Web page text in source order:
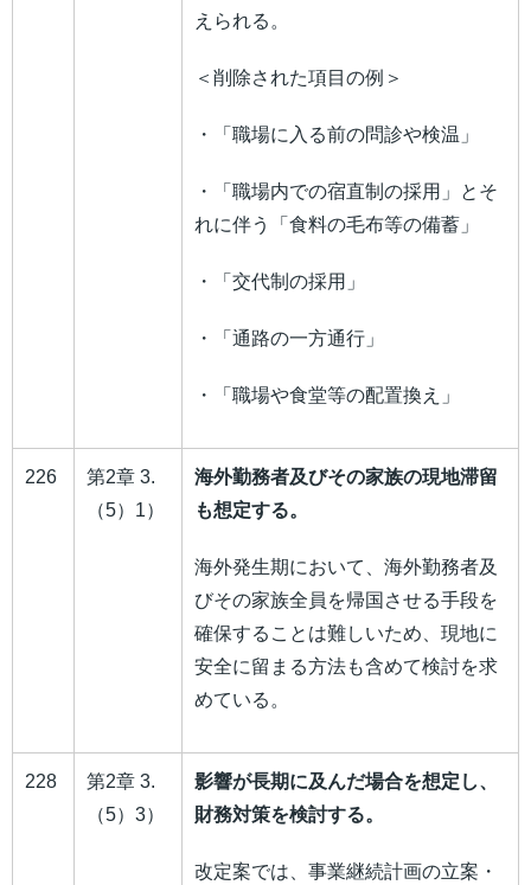
えられる。
＜削除された項目の例＞
・「職場に入る前の問診や検温」
・「職場内での宿直制の採用」とそ
れに伴う「食料の毛布等の備蓄」
・「交代制の採用」
・「通路の一方通行」
・「職場や食堂等の配置換え」
226
第2章 3.
（5）1）
海外勤務者及びその家族の現地滞留
も想定する。
海外発生期において、海外勤務者及
びその家族全員を帰国させる手段を
確保することは難しいため、現地に
安全に留まる方法も含めて検討を求
めている。
228
第2章 3.
（5）3）
影響が長期に及んだ場合を想定し、
財務対策を検討する。
改定案では、事業継続計画の立案・